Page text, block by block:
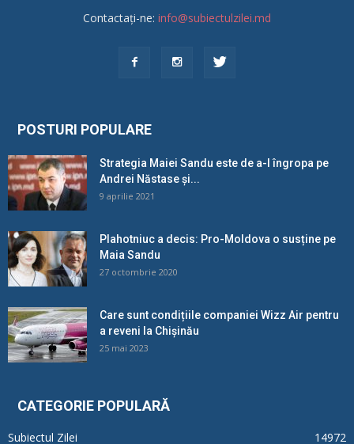
Contactați-ne: info@subiectulzilei.md
POSTURI POPULARE
Strategia Maiei Sandu este de a-l îngropa pe
Andrei Năstase și...
9 aprilie 2021
Plahotniuc a decis: Pro-Moldova o susține pe
Maia Sandu
27 octombrie 2020
Care sunt condițiile companiei Wizz Air pentru
a reveni la Chișinău
25 mai 2023
CATEGORIE POPULARĂ
Subiectul Zilei 14972